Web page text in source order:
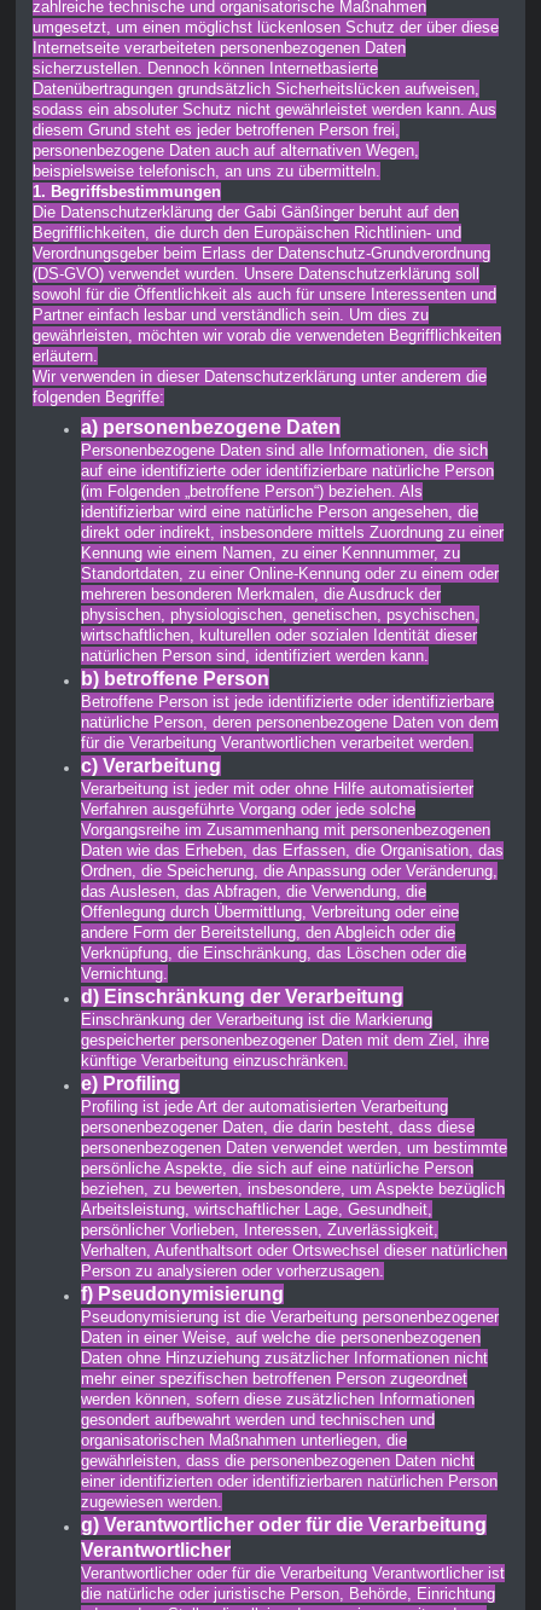
zahlreiche technische und organisatorische Maßnahmen
umgesetzt, um einen möglichst lückenlosen Schutz der über diese
Internetseite verarbeiteten personenbezogenen Daten
sicherzustellen. Dennoch können Internetbasierte
Datenübertragungen grundsätzlich Sicherheitslücken aufweisen,
sodass ein absoluter Schutz nicht gewährleistet werden kann. Aus
diesem Grund steht es jeder betroffenen Person frei,
personenbezogene Daten auch auf alternativen Wegen,
beispielsweise telefonisch, an uns zu übermitteln.
1. Begriffsbestimmungen
Die Datenschutzerklärung der Gabi Gänßinger beruht auf den
Begrifflichkeiten, die durch den Europäischen Richtlinien- und
Verordnungsgeber beim Erlass der Datenschutz-Grundverordnung
(DS-GVO) verwendet wurden. Unsere Datenschutzerklärung soll
sowohl für die Öffentlichkeit als auch für unsere Interessenten und
Partner einfach lesbar und verständlich sein. Um dies zu
gewährleisten, möchten wir vorab die verwendeten Begrifflichkeiten
erläutern.
Wir verwenden in dieser Datenschutzerklärung unter anderem die
folgenden Begriffe:
a) personenbezogene Daten
Personenbezogene Daten sind alle Informationen, die sich
auf eine identifizierte oder identifizierbare natürliche Person
(im Folgenden „betroffene Person“) beziehen. Als
identifizierbar wird eine natürliche Person angesehen, die
direkt oder indirekt, insbesondere mittels Zuordnung zu einer
Kennung wie einem Namen, zu einer Kennnummer, zu
Standortdaten, zu einer Online-Kennung oder zu einem oder
mehreren besonderen Merkmalen, die Ausdruck der
physischen, physiologischen, genetischen, psychischen,
wirtschaftlichen, kulturellen oder sozialen Identität dieser
natürlichen Person sind, identifiziert werden kann.
b) betroffene Person
Betroffene Person ist jede identifizierte oder identifizierbare
natürliche Person, deren personenbezogene Daten von dem
für die Verarbeitung Verantwortlichen verarbeitet werden.
c) Verarbeitung
Verarbeitung ist jeder mit oder ohne Hilfe automatisierter
Verfahren ausgeführte Vorgang oder jede solche
Vorgangsreihe im Zusammenhang mit personenbezogenen
Daten wie das Erheben, das Erfassen, die Organisation, das
Ordnen, die Speicherung, die Anpassung oder Veränderung,
das Auslesen, das Abfragen, die Verwendung, die
Offenlegung durch Übermittlung, Verbreitung oder eine
andere Form der Bereitstellung, den Abgleich oder die
Verknüpfung, die Einschränkung, das Löschen oder die
Vernichtung.
d) Einschränkung der Verarbeitung
Einschränkung der Verarbeitung ist die Markierung
gespeicherter personenbezogener Daten mit dem Ziel, ihre
künftige Verarbeitung einzuschränken.
e) Profiling
Profiling ist jede Art der automatisierten Verarbeitung
personenbezogener Daten, die darin besteht, dass diese
personenbezogenen Daten verwendet werden, um bestimmte
persönliche Aspekte, die sich auf eine natürliche Person
beziehen, zu bewerten, insbesondere, um Aspekte bezüglich
Arbeitsleistung, wirtschaftlicher Lage, Gesundheit,
persönlicher Vorlieben, Interessen, Zuverlässigkeit,
Verhalten, Aufenthaltsort oder Ortswechsel dieser natürlichen
Person zu analysieren oder vorherzusagen.
f) Pseudonymisierung
Pseudonymisierung ist die Verarbeitung personenbezogener
Daten in einer Weise, auf welche die personenbezogenen
Daten ohne Hinzuziehung zusätzlicher Informationen nicht
mehr einer spezifischen betroffenen Person zugeordnet
werden können, sofern diese zusätzlichen Informationen
gesondert aufbewahrt werden und technischen und
organisatorischen Maßnahmen unterliegen, die
gewährleisten, dass die personenbezogenen Daten nicht
einer identifizierten oder identifizierbaren natürlichen Person
zugewiesen werden.
g) Verantwortlicher oder für die Verarbeitung
Verantwortlicher
Verantwortlicher oder für die Verarbeitung Verantwortlicher ist
die natürliche oder juristische Person, Behörde, Einrichtung